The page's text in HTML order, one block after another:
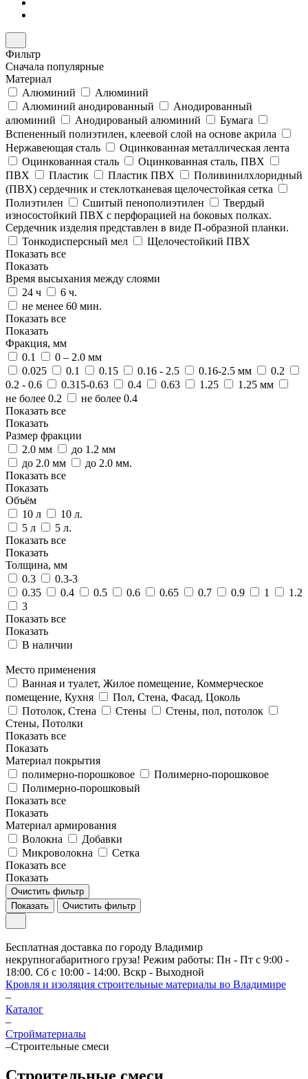
Фильтр
Сначала популярные
Материал
Алюминий
Алюминий
Алюминий анодированный
Анодированный
алюминий
Анодированый алюминий
Бумага
Вспененный полиэтилен, клеевой слой на основе акрила
Нержавеющая сталь
Оцинкованная металлическая лента
Оцинкованная сталь
Оцинкованная сталь, ПВХ
ПВХ
Пластик Пластик ПВХ
Поливинилхлоридный
(ПВХ) сердечник и стеклотканевая щелочестойкая сетка
Полиэтилен
Сшитый пенополиэтилен
Твердый
износостойкий ПВХ с перфорацией на боковых полках.
Сердечник изделия представлен в виде П-образной планки.
Тонкодисперсный мел
Щелочестойкий ПВХ
Показать все
Показать
Время высыхания между слоями
24 ч
6 ч.
не менее 60 мин.
Показать все
Показать
Фракция, мм
0.1
0 – 2.0 мм
0.025
0.1 0.15 0.16 - 2.5 0.16-2.5 мм
0.2
0.2 - 0.6
0.315-0.63 0.4 0.63 1.25
1.25 мм
не более 0.2
не более 0.4
Показать все
Показать
Размер фракции
2.0 мм
до 1.2 мм
до 2.0 мм
до 2.0 мм.
Показать все
Показать
Объём
10 л
10 л.
5 л
5 л.
Показать все
Показать
Толщина, мм
0.3
0.3-3
0.35
0.4 0.5 0.6 0.65 0.7 0.9 1
1.2
3
Показать все
Показать
В наличии
Место применения
Ванная и туалет, Жилое помещение, Коммерческое
помещение, Кухня
Пол, Стена, Фасад, Цоколь
Потолок, Стена
Стены
Стены, пол, потолок
Стены, Потолки
Показать все
Показать
Материал покрытия
полимерно-порошковое
Полимерно-порошковое
Полимерно-порошковый
Показать все
Показать
Материал армирования
Волокна
Добавки
Микроволокна
Сетка
Показать все
Показать
Очистить фильтр
Показать
Очистить фильтр
Бесплатная доставка по городу Владимир
некрупногабаритного груза! Режим работы: Пн - Пт с 9:00 -
18:00. Сб с 10:00 - 14:00. Вскр - Выходной
Кровля и изоляция строительные материалы во Владимире
–
Каталог
–
Стройматериалы
–Строительные смеси